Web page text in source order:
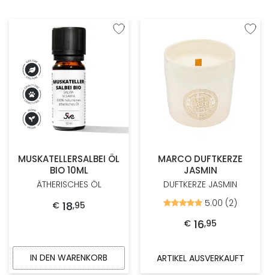
Zur Wunschliste hinzufügen
MUSKATELLERSALBEI ÖL
BIO 10ML
ÄTHERISCHES ÖL
€ 18,95
IN DEN WARENKORB
Zur
MARCO DUFTKERZE
JASMIN
DUFTKERZE JASMIN
Bewertet
5.00
von
5.00 (2)
€ 16,95
ARTIKEL AUSVERKAUFT